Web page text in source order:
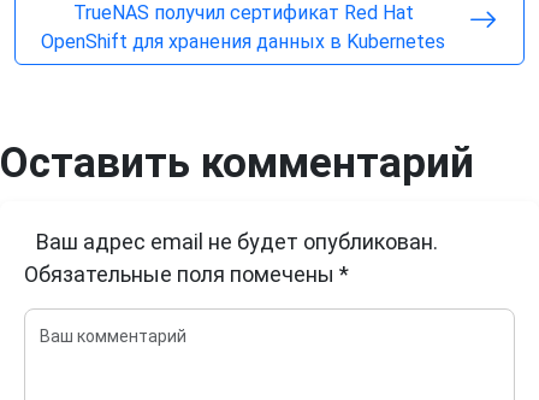
TrueNAS получил сертификат Red Hat
OpenShift для хранения данных в Kubernetes
Оставить комментарий
Ваш адрес email не будет опубликован.
Обязательные поля помечены *